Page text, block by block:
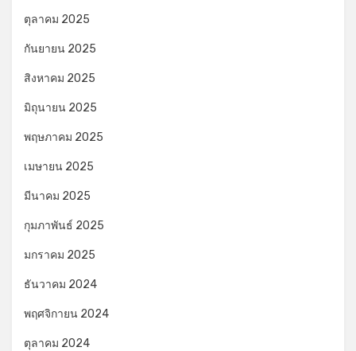
ตุลาคม 2025
กันยายน 2025
สิงหาคม 2025
มิถุนายน 2025
พฤษภาคม 2025
เมษายน 2025
มีนาคม 2025
กุมภาพันธ์ 2025
มกราคม 2025
ธันวาคม 2024
พฤศจิกายน 2024
ตุลาคม 2024